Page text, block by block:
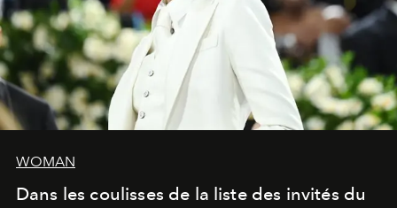
WOMAN
Dans les coulisses de la liste des invités du